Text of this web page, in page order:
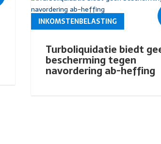
Turboliquidatie biedt
bescherming tegen
navordering ab-heffing
INKOMSTENBELASTING